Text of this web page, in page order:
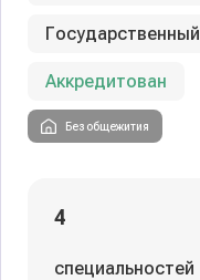
Государственный
Аккредитован
Без общежития
4
специальностей